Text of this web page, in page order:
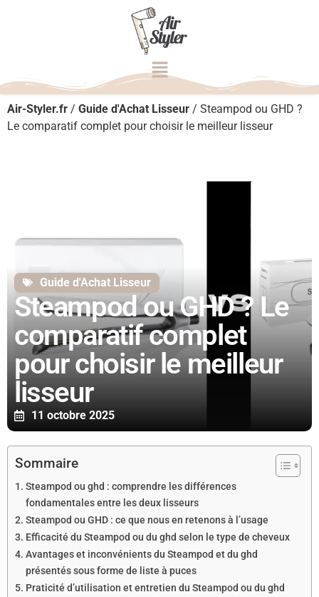
Air-Styler.fr / Guide d'Achat Lisseur / Steampod ou GHD ?
Le comparatif complet pour choisir le meilleur lisseur
Guide d'Achat Lisseur
Steampod ou GHD ? Le
comparatif complet
pour choisir le meilleur
lisseur
11 octobre 2025
Sommaire
Steampod ou ghd : comprendre les différences
fondamentales entre les deux lisseurs
Steampod ou GHD : ce que nous en retenons à l’usage
Efficacité du Steampod ou du ghd selon le type de cheveux
Avantages et inconvénients du Steampod et du ghd
présentés sous forme de liste à puces
Praticité d’utilisation et entretien du Steampod ou du ghd